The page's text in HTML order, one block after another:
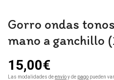
Gorro ondas
mano a ganchillo
15,00€
Las modalidades deenvíoy de pago pueden